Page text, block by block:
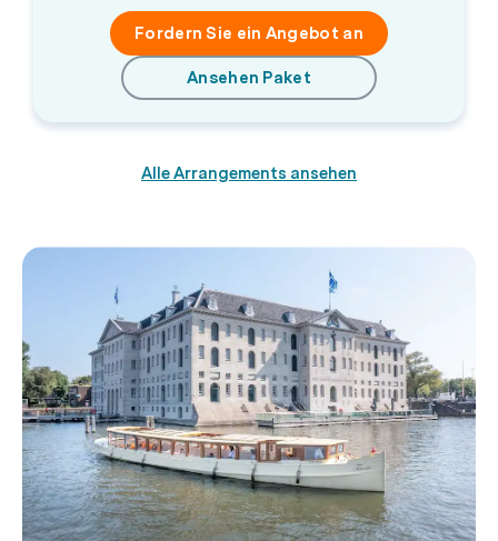
Fordern Sie ein Angebot an
Ansehen Paket
Alle Arrangements ansehen